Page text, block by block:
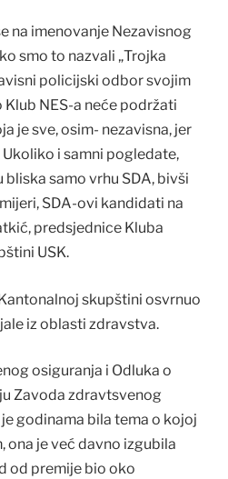
na imenovanje Nezavisnog
smo to nazvali „Trojka
policijski odbor svojim
Klub NES-a neće podržati
je sve, osim- nezavisna, jer
Ukoliko i samni pogledate,
samo vrhu SDA, bivši
SDA-ovi kandidati na
predsjednice Kluba
USK.
skupštini osvrnuo
iz oblasti zdravstva.
osiguranja i Odluka o
Zavoda zdravtsvenog
godinama bila tema o kojoj
ona je već davno izgubila
od premije bio oko